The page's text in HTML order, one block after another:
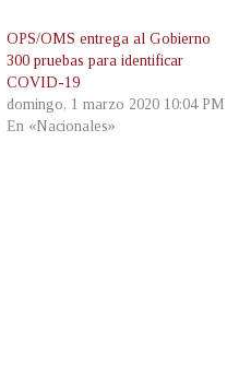
OPS/OMS entrega al Gobierno
300 pruebas para identificar
COVID-19
domingo, 1 marzo 2020 10:04 PM
En «Nacionales»